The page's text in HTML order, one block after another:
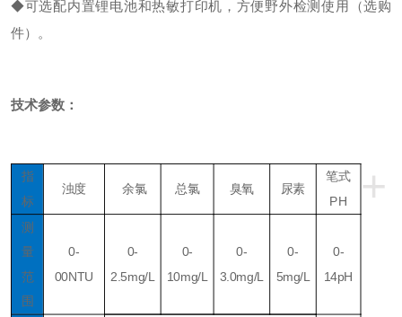
◆可选配内置锂电池和热敏打印机，方便野外检测使用（选购
件）。
技术参数：
+
指
标
浊度 余氯 总氯 臭氧 尿素
笔式
PH
测
量
范
围
0-
00NTU
0-
2.5mg/L
0-
10mg/L
0-
3.0mg/L
0-
5mg/L
0-
14pH